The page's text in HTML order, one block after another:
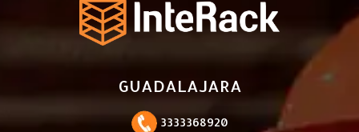
GUADALAJARA
3333368920